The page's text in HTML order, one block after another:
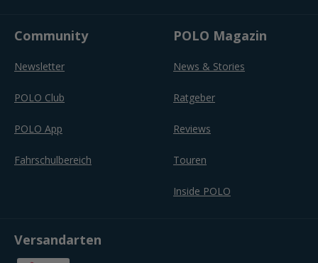
Community
Newsletter
POLO Club
POLO App
Fahrschulbereich
POLO Magazin
News & Stories
Ratgeber
Reviews
Touren
Inside POLO
Versandarten